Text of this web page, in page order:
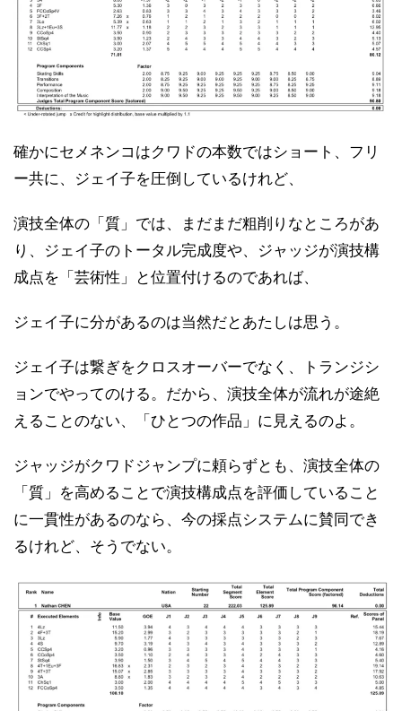
確かにセメネンコはクワドの本数ではショート、フリ
ー共に、ジェイ子を圧倒しているけれど、
演技全体の「質」では、まだまだ粗削りなところがあ
り、ジェイ子のトータル完成度や、ジャッジが演技構
成点を「芸術性」と位置付けるのであれば、
ジェイ子に分があるのは当然だとあたしは思う。
ジェイ子は繋ぎをクロスオーバーでなく、トランジシ
ョンでやってのける。だから、演技全体が流れが途絶
えることのない、「ひとつの作品」に見えるのよ。
ジャッジがクワドジャンプに頼らずとも、演技全体の
「質」を高めることで演技構成点を評価していること
に一貫性があるのなら、今の採点システムに賛同でき
るけれど、そうでない。